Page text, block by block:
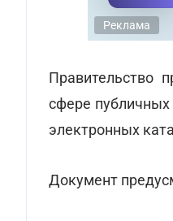
Реклама
Правительство
сфере публичных
электронных
Документ